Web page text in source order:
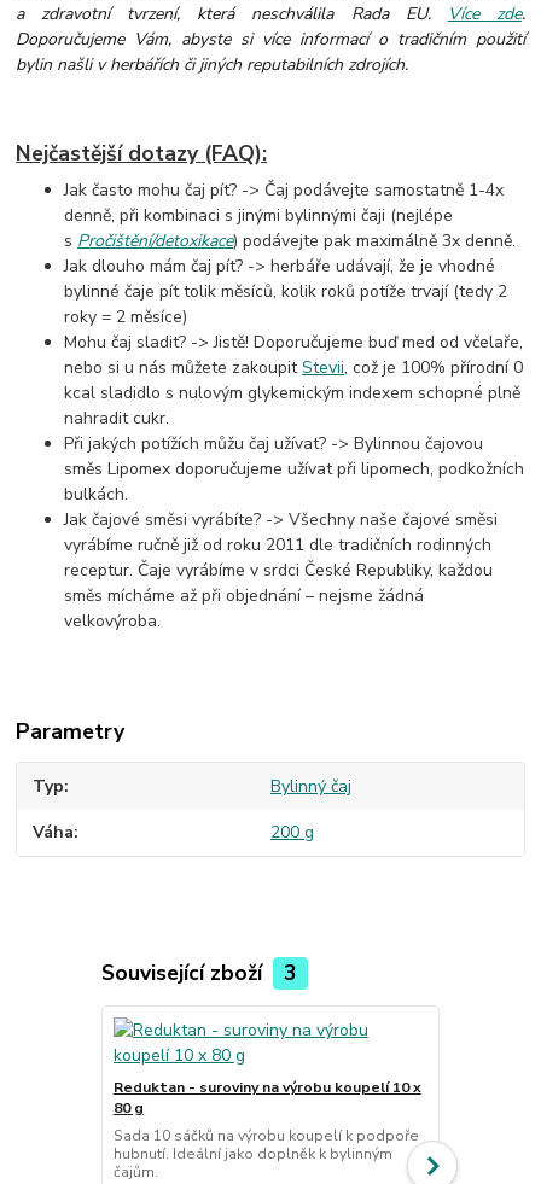
a zdravotní tvrzení, která neschválila Rada EU.
Více zde.
Doporučujeme Vám, abyste si více informací o tradičním použití
bylin našli v herbářích či jiných reputabilních zdrojích.
Nejčastější dotazy (FAQ):
Jak často mohu čaj pít? -> Čaj podávejte samostatně 1-4x
denně, při kombinaci s jinými bylinnými čaji (nejlépe
s Pročištění/detoxikace) podávejte pak maximálně 3x denně.
Jak dlouho mám čaj pít? -> herbáře udávají, že je vhodné
bylinné čaje pít tolik měsíců, kolik roků potíže trvají (tedy 2
roky = 2 měsíce)
Mohu čaj sladit? -> Jistě! Doporučujeme buď med od včelaře,
nebo si u nás můžete zakoupitStevii, což je 100% přírodní 0
kcal sladidlo s nulovým glykemickým indexem schopné plně
nahradit cukr.
Při jakých potížích můžu čaj užívat? -> Bylinnou čajovou
směs Lipomex doporučujeme užívat při lipomech, podkožních
bulkách.
Jak čajové směsi vyrábíte? -> Všechny naše čajové směsi
vyrábíme ručně již od roku 2011 dle tradičních rodinných
receptur. Čaje vyrábíme v srdci České Republiky, každou
směs mícháme až při objednání – nejsme žádná
velkovýroba.
Parametry
Typ Bylinný čaj
Váha 200 g
Související zboží 3
Reduktan - suroviny na výrobu koupelí 10 x
80 g
Sada 10 sáčků na výrobu koupelí k podpoře
hubnutí. Ideální jako doplněk k bylinným
čajům.
linie.